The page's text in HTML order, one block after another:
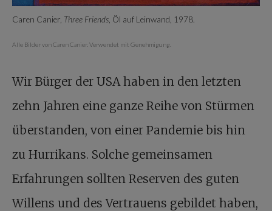
Caren Canier, Three Friends , Öl auf Leinwand, 1978.
Alle Bilder von Caren Canier. Verwendet mit Genehmigung.
Wir Bürger der USA haben in den letzten
zehn Jahren eine ganze Reihe von Stürmen
überstanden, von einer Pandemie bis hin
zu Hurrikans. Solche gemeinsamen
Erfahrungen sollten Reserven des guten
Willens und des Vertrauens gebildet haben,